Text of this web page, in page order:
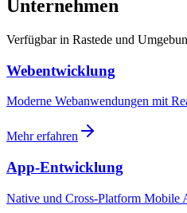
Unternehmen
Verfügbar in Rastede und
Webentwicklung
Moderne Webanwendungen mit
Mehr erfahren
App-Entwicklung
Native und Cross-Platform Mobile